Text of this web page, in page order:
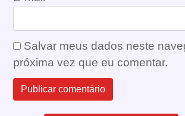
Salvar meus dados neste
próxima vez que eu comentar.